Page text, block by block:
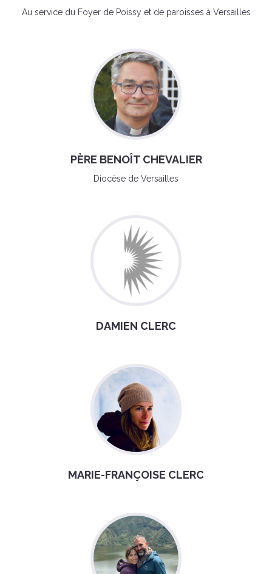
Au service du Foyer de Poissy et de paroisses à Versailles
PÈRE BENOÎT CHEVALIER
Diocèse de Versailles
DAMIEN CLERC
MARIE-FRANÇOISE CLERC